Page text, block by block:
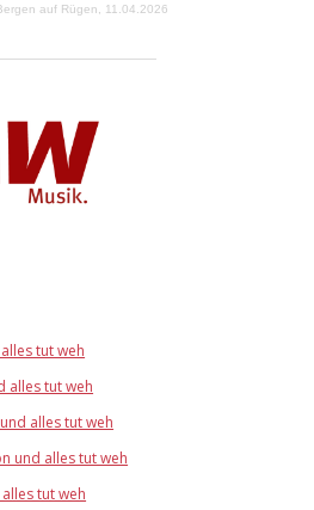
auf Rügen, 11.04.2026
tut weh
alles tut weh
alles tut weh
und alles tut weh
tut weh